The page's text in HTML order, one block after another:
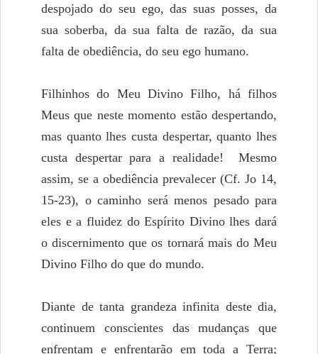
despojado do seu ego, das suas posses, da
sua soberba, da sua falta de razão, da sua
falta de obediência, do seu ego humano.
Filhinhos do Meu Divino Filho, há filhos
Meus que neste momento estão despertando,
mas quanto lhes custa despertar, quanto lhes
custa despertar para a realidade! Mesmo
assim, se a obediência prevalecer (Cf. Jo 14,
15-23), o caminho será menos pesado para
eles e a fluidez do Espírito Divino lhes dará
o discernimento que os tornará mais do Meu
Divino Filho do que do mundo.
Diante de tanta grandeza infinita deste dia,
continuem conscientes das mudanças que
enfrentam e enfrentarão em toda a Terra;